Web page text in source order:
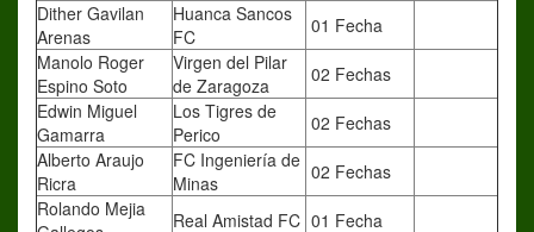
Dither Gavilan
Arenas
Huanca Sancos
FC
01 Fecha
Manolo Roger
Espino Soto
Virgen del Pilar
de Zaragoza
02 Fechas
Edwin Miguel
Gamarra
Los Tigres de
Perico
02 Fechas
Alberto Araujo
Ricra
FC Ingeniería de
Minas
02 Fechas
Rolando Mejia
Real Amistad FC 01 Fecha